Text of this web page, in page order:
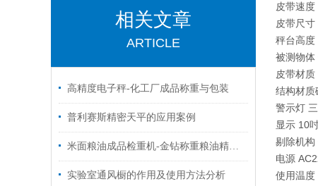
相关文章
ARTICLE
高精度电子秤-化工厂成品称重与包装
普利赛斯精密天平的应用案例
米面粮油成品检重机-金钻称重粮油精准质控解决方案
实验室通风橱的作用及使用方法分析
皮带速
皮带尺寸
秤台高
被测物
皮带材质
结构材质
警示灯
显示 10
剔除机构
电源
使用温